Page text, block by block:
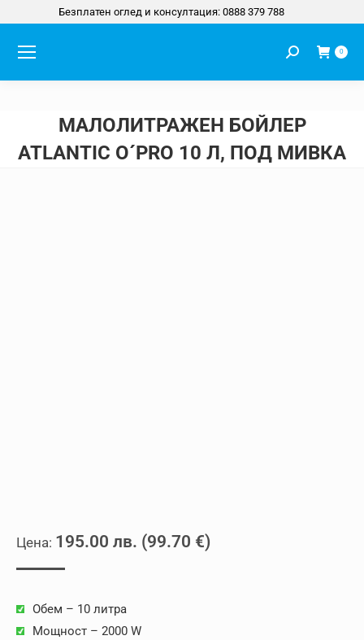
Безплатен оглед и консултация: 0888 379 788
Search: 0
МАЛОЛИТРАЖЕН БОЙЛЕР
ATLANTIC O´PRO 10 Л, ПОД МИВКА
195.00 лв. (99.70 €)
Обем – 10 литра
Мощност – 2000 W